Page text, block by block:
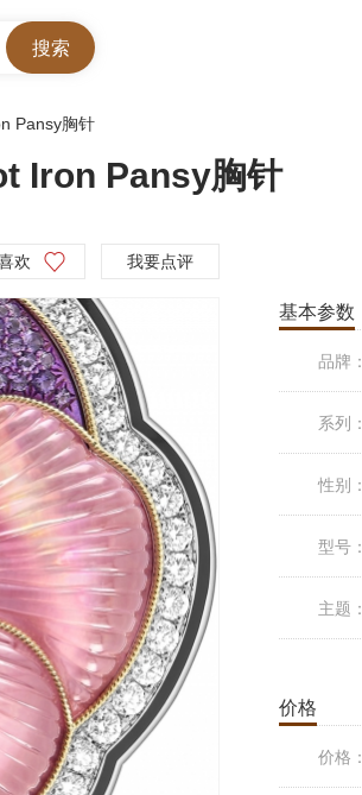
Pansy胸针
Iron Pansy胸针
欢 我要点评
基本参数
品牌：
系列：
性别：
型号：
主题：
价格
价格：